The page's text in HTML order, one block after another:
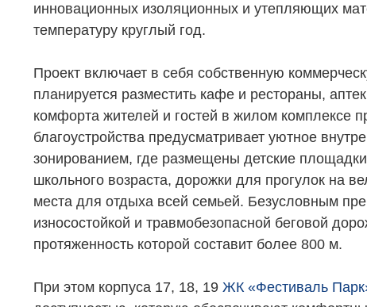
Коммерческая недвижимость
Заявка на подбор квартиры
Ипотека
Документы
инновационных изоляционных и утепляющих
температуру круглый год.
Проект включает в себя собственную
планируется разместить кафе и рестораны,
комфорта жителей и гостей в жилом комплексе
благоустройства предусматривает уютное
зонированием, где размещены детские
школьного возраста, дорожки для прогулок на
места для отдыха всей семьей. Безусловным
износостойкой и травмобезопасной беговой
протяженность которой составит более 800 м.
При этом корпуса 17, 18, 19 ЖК «Фестиваль